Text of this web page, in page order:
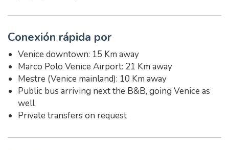
Conexión rápida por
Venice downtown: 15 Km away
Marco Polo Venice Airport: 21 Km away
Mestre (Venice mainland): 10 Km away
Public bus arriving next the B&B, going Venice as
well
Private transfers on request